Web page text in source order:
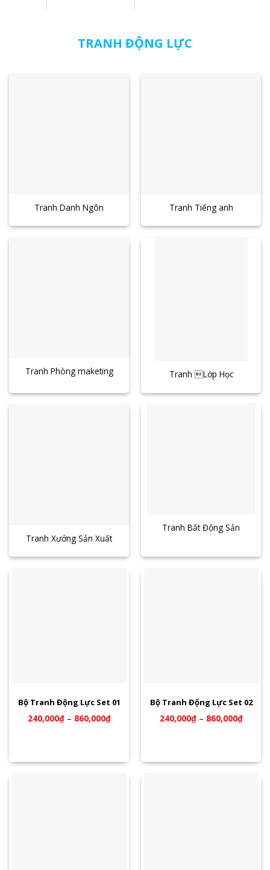
TRANH ĐỘNG LỰC
Tranh Danh Ngôn Tranh Tiếng anh
Tranh Phòng maketing Tranh Lớp Học
Tranh Xưởng Sản Xuất
Tranh Bất Động Sản
Bộ Tranh Động Lực Set 01
240,000₫– 860,000₫
Bộ Tranh Động Lực Set 02
240,000₫– 860,000₫